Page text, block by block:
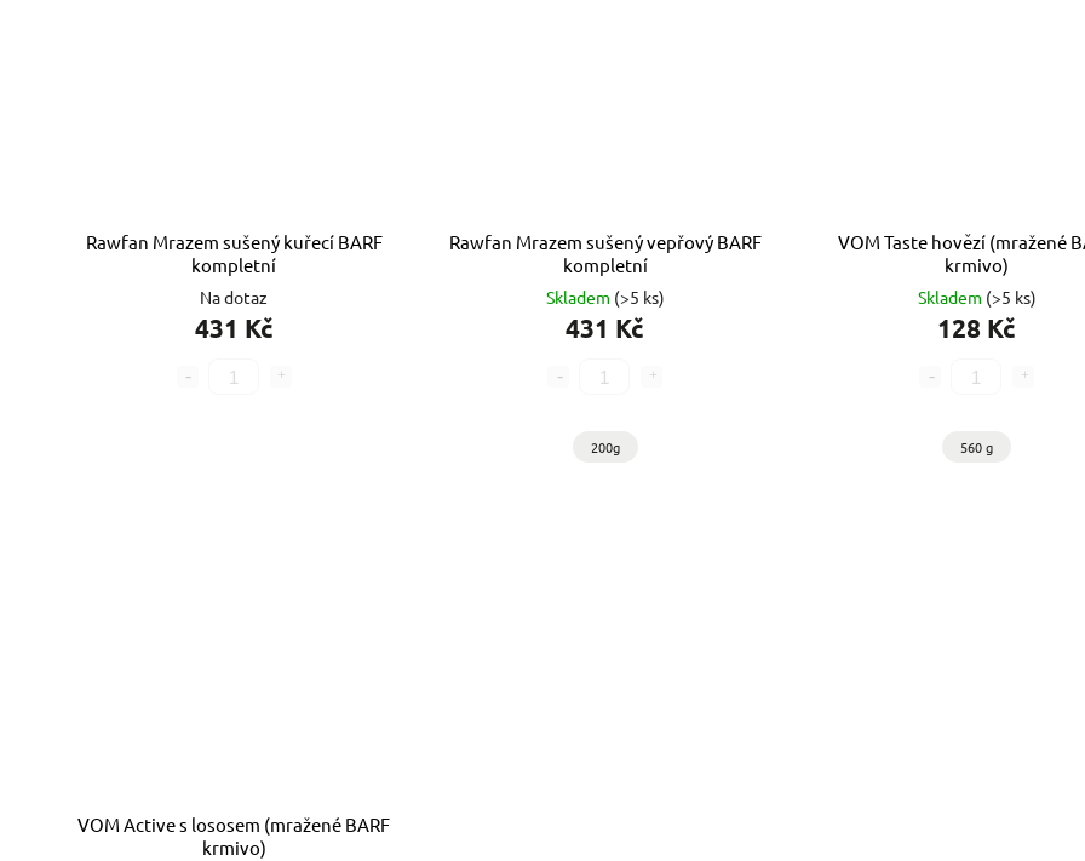
Rawfan Mrazem sušený kuřecí BARF
kompletní
Na dotaz
431 Kč
Rawfan Mrazem sušený vepřový BARF
kompletní
Skladem (>5 ks)
431 Kč
200g
VOM Taste hovězí (mražené
krmivo)
Skladem (>5 ks)
128 Kč
560 g
VOM Active s lososem (mražené BARF
krmivo)